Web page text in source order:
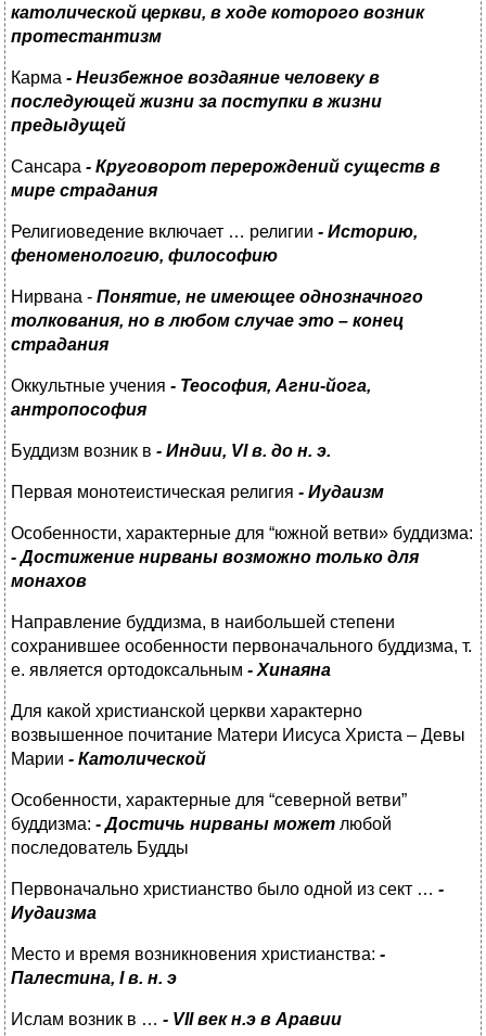
католической церкви, в ходе которого возник
протестантизм
Карма - Неизбежное воздаяние человеку в
последующей жизни за поступки в жизни
предыдущей
Сансара - Круговорот перерождений существ в
мире страдания
Религиоведение включает … религии - Историю,
феноменологию, философию
Нирвана - Понятие, не имеющее однозначного
толкования, но в любом случае это – конец
страдания
Оккультные учения - Теософия, Агни-йога,
антропософия
Буддизм возник в - Индии, VI в. до н. э.
Первая монотеистическая религия - Иудаизм
Особенности, характерные для “южной ветви» буддизма:
- Достижение нирваны возможно только для
монахов
Направление буддизма, в наибольшей степени
сохранившее особенности первоначального буддизма, т.
е. является ортодоксальным - Хинаяна
Для какой христианской церкви характерно
возвышенное почитание Матери Иисуса Христа – Девы
Марии - Католической
Особенности, характерные для “северной ветви”
буддизма: - Достичь нирваны может любой
последователь Будды
Первоначально христианство было одной из сект … -
Иудаизма
Место и время возникновения христианства: -
Палестина, I в. н. э
Ислам возник в … - VII век н.э в Аравии